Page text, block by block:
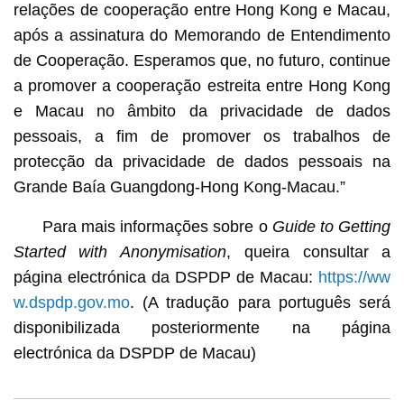
relações de cooperação entre Hong Kong e Macau,
após a assinatura do Memorando de Entendimento
de Cooperação. Esperamos que, no futuro, continue
a promover a cooperação estreita entre Hong Kong
e Macau no âmbito da privacidade de dados
pessoais, a fim de promover os trabalhos de
protecção da privacidade de dados pessoais na
Grande Baía Guangdong-Hong Kong-Macau.”
Para mais informações sobre o Guideto Getting
Started with Anonymisation, queira consultar a
página electrónica da DSPDP de Macau: https://ww
w.dspdp.gov.mo. (A tradução para português será
disponibilizada posteriormente na página
electrónica da DSPDP de Macau)